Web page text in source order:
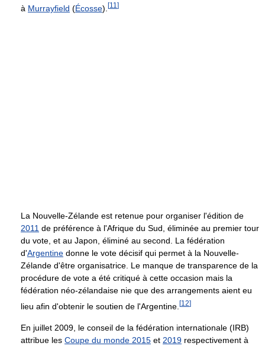
à Murrayfield (Écosse). [11 ]
La Nouvelle-Zélande est retenue pour organiser l'édition de
2011 de préférence à l'Afrique du Sud, éliminée au premier tour
du vote, et au Japon, éliminé au second. La fédération
d'Argentine donne le vote décisif qui permet à la Nouvelle-
Zélande d'être organisatrice. Le manque de transparence de la
procédure de vote a été critiqué à cette occasion mais la
fédération néo-zélandaise nie que des arrangements aient eu
lieu afin d'obtenir le soutien de l'Argentine. [12]
En juillet 2009, le conseil de la fédération internationale (IRB)
attribue les Coupe du monde 2015 et 2019 respectivement à